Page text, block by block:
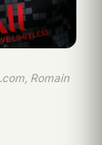
Romain